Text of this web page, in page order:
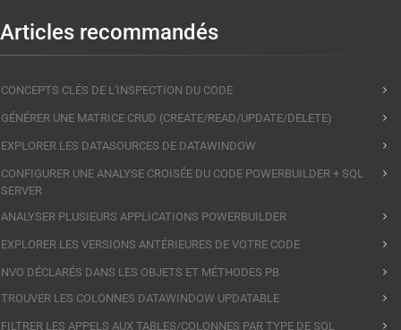
Articles recommandés
CONCEPTS CLÉS DE L'INSPECTION DU CODE
GÉNÉRER UNE MATRICE CRUD (CREATE/READ/UPDATE/DELETE)
EXPLORER LES DATASOURCES DE DATAWINDOW
CONFIGURER UNE ANALYSE CROISÉE DU CODE POWERBUILDER + SQL
SERVER
ANALYSER PLUSIEURS APPLICATIONS POWERBUILDER
EXPLORER LES VERSIONS ANTÉRIEURES DE VOTRE CODE
NVO DÉCLARÉS DANS LES OBJETS ET MÉTHODES PB
TROUVER LES COLONNES DATAWINDOW UPDATABLE
FILTRER LES APPELS AUX TABLES/COLONNES PAR TYPE DE SQL